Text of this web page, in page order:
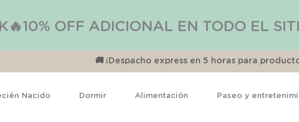
OFF ADICIONAL EN TODO EL
🚚 ¡Despacho express en 5 horas para
Nacido Dormir Alimentación Paseo y